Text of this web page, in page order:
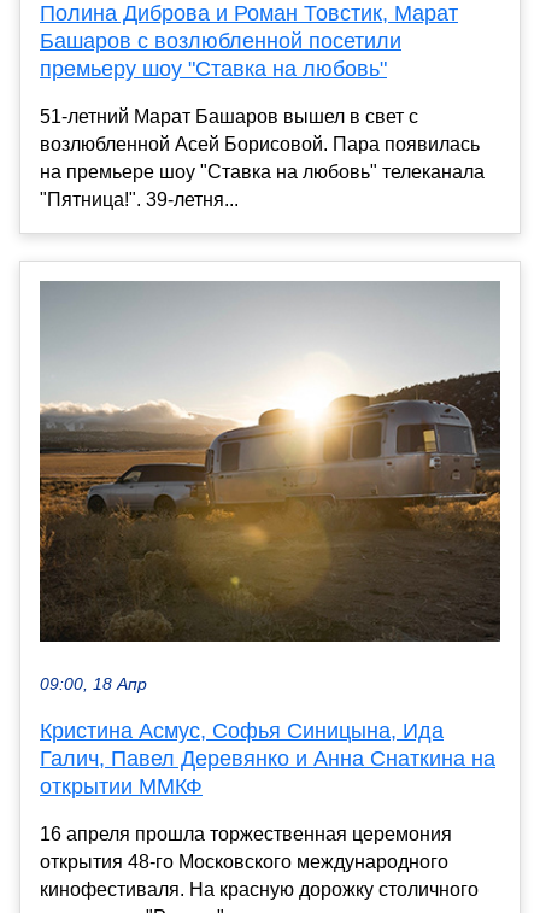
Полина Диброва и Роман Товстик, Марат
Башаров с возлюбленной посетили
премьеру шоу "Ставка на любовь"
51-летний Марат Башаров вышел в свет с
возлюбленной Асей Борисовой. Пара появилась
на премьере шоу "Ставка на любовь" телеканала
"Пятница!". 39-летня...
09:00, 18 Апр
Кристина Асмус, Софья Синицына, Ида
Галич, Павел Деревянко и Анна Снаткина на
открытии ММКФ
16 апреля прошла торжественная церемония
открытия 48-го Московского международного
кинофестиваля. На красную дорожку столичного